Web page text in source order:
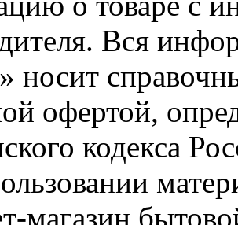
Вся
носит
офертой,
кодекса
магазин